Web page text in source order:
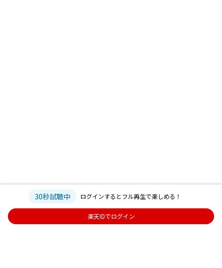
30秒試聴中 ログインするとフル再生で楽しめる！
楽天IDでログイン